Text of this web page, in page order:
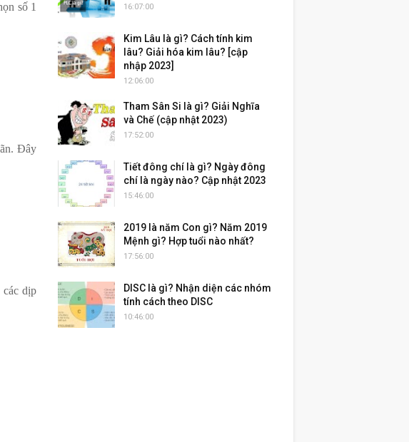
số 1
Đây
các dịp
16:07:00
Kim Lâu là gì? Cách tính kim
lâu? Giải hóa kim lâu? [cập
nhập 2023]
12:06:00
Tham Sân Si là gì? Giải Nghĩa
và Chế (cập nhật 2023)
17:52:00
Tiết đông chí là gì? Ngày đông
chí là ngày nào? Cập nhật 2023
15:46:00
2019 là năm Con gì? Năm 2019
Mệnh gì? Hợp tuổi nào nhất?
17:56:00
DISC là gì? Nhận diện các nhóm
tính cách theo DISC
10:46:00